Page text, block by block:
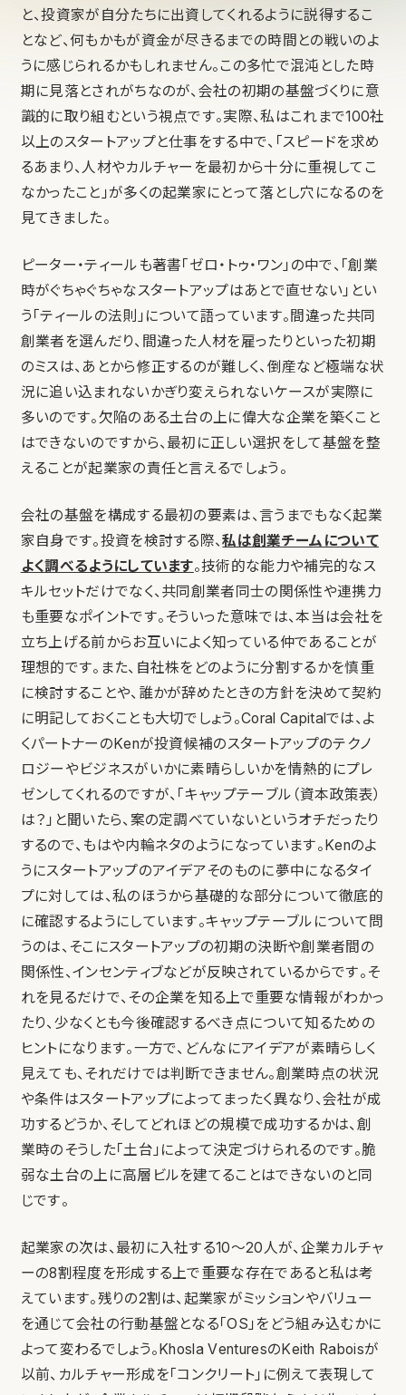
と、投資家が自分たちに出資してくれるように説得するこ
となど、何もかもが資金が尽きるまでの時間との戦いのよ
うに感じられるかもしれません。この多忙で混沌とした時
期に見落とされがちなのが、会社の初期の基盤づくりに意
識的に取り組むという視点です。実際、私はこれまで100社
以上のスタートアップと仕事をする中で、「スピードを求め
るあまり、人材やカルチャーを最初から十分に重視してこ
なかったこと」が多くの起業家にとって落とし穴になるのを
見てきました。
ピーター・ティールも著書「ゼロ・トゥ・ワン」の中で、「創業
時がぐちゃぐちゃなスタートアップはあとで直せない」とい
う「ティールの法則」について語っています。間違った共同
創業者を選んだり、間違った人材を雇ったりといった初期
のミスは、あとから修正するのが難しく、倒産など極端な状
況に追い込まれないかぎり変えられないケースが実際に
多いのです。欠陥のある土台の上に偉大な企業を築くこと
はできないのですから、最初に正しい選択をして基盤を整
えることが起業家の責任と言えるでしょう。
会社の基盤を構成する最初の要素は、言うまでもなく起業
家自身です。投資を検討する際、私は創業チームについて
よく調べるようにしています。技術的な能力や補完的なス
キルセットだけでなく、共同創業者同士の関係性や連携力
も重要なポイントです。そういった意味では、本当は会社を
立ち上げる前からお互いによく知っている仲であることが
理想的です。また、自社株をどのように分割するかを慎重
に検討することや、誰かが辞めたときの方針を決めて契約
に明記しておくことも大切でしょう。Coral Capitalでは、よ
くパートナーのKenが投資候補のスタートアップのテクノ
ロジーやビジネスがいかに素晴らしいかを情熱的にプレ
ゼンしてくれるのですが、「キャップテーブル（資本政策表）
は？」と聞いたら、案の定調べていないというオチだったり
するので、もはや内輪ネタのようになっています。Kenのよ
うにスタートアップのアイデアそのものに夢中になるタイ
プに対しては、私のほうから基礎的な部分について徹底的
に確認するようにしています。キャップテーブルについて問
うのは、そこにスタートアップの初期の決断や創業者間の
関係性、インセンティブなどが反映されているからです。そ
れを見るだけで、その企業を知る上で重要な情報がわかっ
たり、少なくとも今後確認するべき点について知るための
ヒントになります。一方で、どんなにアイデアが素晴らしく
見えても、それだけでは判断できません。創業時点の状況
や条件はスタートアップによってまったく異なり、会社が成
功するどうか、そしてどれほどの規模で成功するかは、創
業時のそうした「土台」によって決定づけられるのです。脆
弱な土台の上に高層ビルを建てることはできないのと同
じです。
起業家の次は、最初に入社する10～20人が、企業カルチャ
ーの8割程度を形成する上で重要な存在であると私は考
えています。残りの2割は、起業家がミッションやバリュー
を通じて会社の行動基盤となる「OS」をどう組み込むかに
よって変わるでしょう。Khosla VenturesのKeith Raboisが
以前、カルチャー形成を「コンクリート」に例えて表現して